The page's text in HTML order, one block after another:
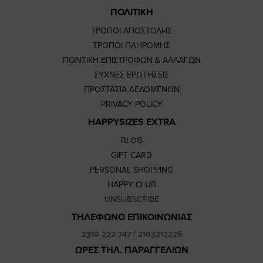
ΠΟΛΙΤΙΚΗ
ΤΡΟΠΟΙ ΑΠΟΣΤΟΛΗΣ
ΤΡΟΠΟΙ ΠΛΗΡΩΜΗΣ
ΠΟΛΙΤΙΚΗ ΕΠΙΣΤΡΟΦΩΝ & ΑΛΛΑΓΩΝ
ΣΥΧΝΕΣ ΕΡΩΤΗΣΕΙΣ
ΠΡΟΣΤΑΣΙΑ ΔΕΔΟΜΕΝΩΝ
PRIVACY POLICY
HAPPYSIZES EXTRA
BLOG
GIFT CARD
PERSONAL SHOPPING
HAPPY CLUB
UNSUBSCRIBE
ΤΗΛΕΦΩΝΟ ΕΠΙΚΟΙΝΩΝΙΑΣ
2310 222 747/ 2103212226
ΩΡΕΣ ΤΗΛ. ΠΑΡΑΓΓΕΛΙΩΝ